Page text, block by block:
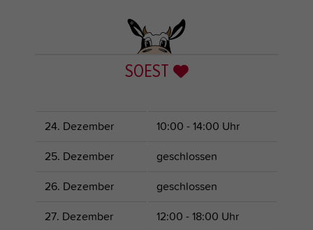
SOEST
24. Dezember 10:00 - 14:00 Uhr
25. Dezember geschlossen
26. Dezember geschlossen
27. Dezember 12:00 - 18:00 Uhr